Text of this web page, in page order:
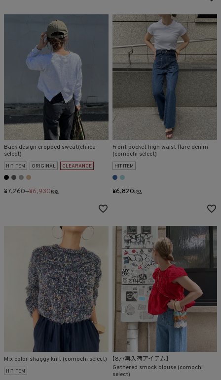
Back design cropped sweat(chiica
select)
HIT ITEM ORIGINAL CLEARANCE
¥7,260→¥6,930税込
Front pocket high waist flare denim
(comochi select)
HIT ITEM
¥6,820税込
Mix color shaggy knit (comochi select)
HIT ITEM
【8/7再入荷アイテム】
Gathered smock blouse (comochi
select)